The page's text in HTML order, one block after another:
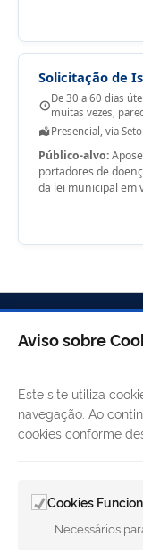
Solicitação de
De 30 a 60 dias
muitas vezes,
Presencial, via
Público-alvo:
portadores de
da lei municipal em
CANAIS
Aviso sobre
Este site utiliza
navegação. Ao
cookies conforme
Cookies
Necessários